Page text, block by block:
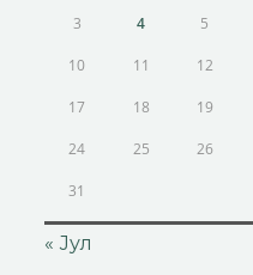
3 4 5
10 11 12
17 18 19
24 25 26
31
« Јул